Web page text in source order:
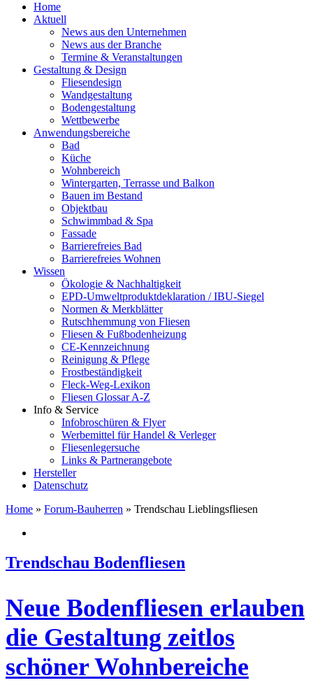
Home
Aktuell
News aus den Unternehmen
News aus der Branche
Termine & Veranstaltungen
Gestaltung & Design
Fliesendesign
Wandgestaltung
Bodengestaltung
Wettbewerbe
Anwendungsbereiche
Bad
Küche
Wohnbereich
Wintergarten, Terrasse und Balkon
Bauen im Bestand
Objektbau
Schwimmbad & Spa
Fassade
Barrierefreies Bad
Barrierefreies Wohnen
Wissen
Ökologie & Nachhaltigkeit
EPD-Umweltproduktdeklaration / IBU-Siegel
Normen & Merkblätter
Rutschhemmung von Fliesen
Fliesen & Fußbodenheizung
CE-Kennzeichnung
Reinigung & Pflege
Frostbeständigkeit
Fleck-Weg-Lexikon
Fliesen Glossar A-Z
Info & Service
Infobroschüren & Flyer
Werbemittel für Handel & Verleger
Fliesenlegersuche
Links & Partnerangebote
Hersteller
Datenschutz
Home » Forum-Bauherren » Trendschau Lieblingsfliesen
Trendschau Bodenfliesen
Neue Bodenfliesen erlauben
die Gestaltung zeitlos
schöner Wohnbereiche